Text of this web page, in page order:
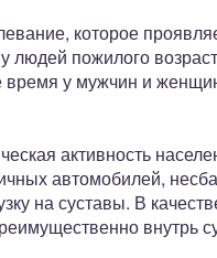
которое
людей пожилого
время у мужчин и
активность
автомобилей,
на суставы. В
внутрь